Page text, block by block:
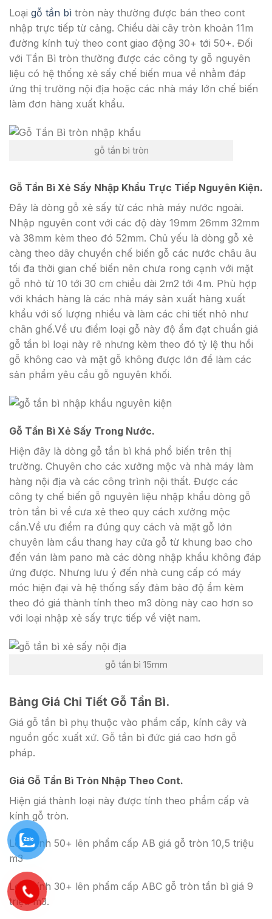
Loại gỗ tần bì tròn này thường được bán theo cont
nhập trực tiếp từ cảng. Chiều dài cây tròn khoản 11m
đường kính tuỳ theo cont giao động 30+ tới 50+. Đối
với Tần Bì tròn thường được các công ty gỗ nguyên
liệu có hệ thống xẻ sấy chế biến mua về nhằm đáp
ứng thị trường nội địa hoặc các nhà máy lớn chế biến
làm đơn hàng xuất khẩu.
gỗ tần bì tròn
Gỗ Tần Bì Xẻ Sấy Nhập Khẩu Trực Tiếp Nguyên Kiện.
Đây là dòng gỗ xẻ sấy từ các nhà máy nước ngoài.
Nhập nguyên cont với các độ dày 19mm 26mm 32mm
và 38mm kèm theo đó 52mm. Chủ yếu là dòng gỗ xẻ
càng theo dây chuyền chế biến gỗ các nước châu âu
tối đa thời gian chế biến nên chưa rong cạnh với mặt
gỗ nhỏ từ 10 tới 30 cm chiều dài 2m2 tới 4m. Phù hợp
với khách hàng là các nhà máy sản xuất hàng xuất
khẩu với số lượng nhiều và làm các chi tiết nhỏ như
chân ghế.Về ưu điểm loại gỗ này độ ẩm đạt chuẩn giá
gỗ tần bì loại này rẽ nhưng kèm theo đó tỷ lệ thu hồi
gỗ không cao và mặt gỗ không được lớn để làm các
sản phẩm yêu cầu gỗ nguyên khối.
Gỗ Tần Bì Xẻ Sấy Trong Nước.
Hiện đây là dòng gỗ tần bì khá phổ biến trên thị
trường. Chuyên cho các xưởng mộc và nhà máy làm
hàng nội địa và các công trình nội thất. Được các
công ty chế biến gỗ nguyên liệu nhập khẩu dòng gỗ
tròn tần bì về cưa xẻ theo quy cách xưởng mộc
cần.Về ưu điểm ra đúng quy cách và mặt gỗ lớn
chuyên làm cầu thang hay cửa gỗ từ khung bao cho
đến ván làm pano mà các dòng nhập khẩu không đáp
ứng được. Nhưng lưu ý đến nhà cung cấp có máy
móc hiện đại và hệ thống sấy đảm bảo độ ẩm kèm
theo đó giá thành tính theo m3 dòng này cao hơn so
với loại nhập xẻ sấy trực tiếp về việt nam.
gỗ tần bì 15mm
Bảng Giá Chi Tiết Gỗ Tần Bì.
Giá gỗ tần bì phụ thuộc vào phẩm cấp, kính cây và
nguồn gốc xuất xứ. Gỗ tần bì đức giá cao hơn gỗ
pháp.
Giá Gỗ Tần Bì Tròn Nhập Theo Cont.
Hiện giá thành loại này được tính theo phẩm cấp và
kính gỗ tròn.
Loại kính 50+ lên phẩm cấp AB giá gỗ tròn 10,5 triệu
m3
Loại kính 30+ lên phẩm cấp ABC gỗ tròn tần bì giá 9
triệu m3.